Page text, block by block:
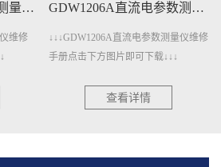
GDW1400单相电参数测量仪维修手册下载
维修
GDW1206A直流电参数测量仪维修手册下载
↓↓↓GDW1206A直流电参数测量仪维修
手册点击下方图片即可下载↓↓↓
查看详情